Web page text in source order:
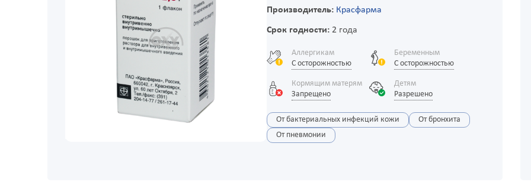
Производитель: Красфарма
Срок годности:2 года
Аллергикам
С осторожностью
Беременным
С осторожностью
Кормящим матерям
Запрещено
Детям
Разрешено
От бактериальных инфекций кожи
От бронхита
От пневмонии